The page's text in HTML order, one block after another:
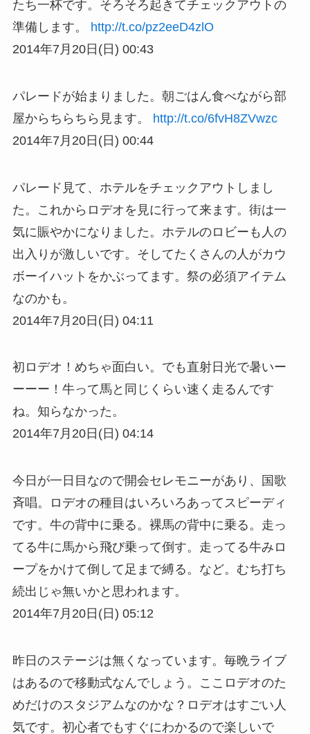
たち一杯です。そろそろ起きてチェックアウトの
準備します。 http://t.co/pz2eeD4zlO
2014年7月20日(日) 00:43
パレードが始まりました。朝ごはん食べながら部
屋からちらちら見ます。 http://t.co/6fvH8ZVwzc
2014年7月20日(日) 00:44
パレード見て、ホテルをチェックアウトしまし
た。これからロデオを見に行って来ます。街は一
気に賑やかになりました。ホテルのロビーも人の
出入りが激しいです。そしてたくさんの人がカウ
ボーイハットをかぶってます。祭の必須アイテム
なのかも。
2014年7月20日(日) 04:11
初ロデオ！めちゃ面白い。でも直射日光で暑いー
ーーー！牛って馬と同じくらい速く走るんです
ね。知らなかった。
2014年7月20日(日) 04:14
今日が一日目なので開会セレモニーがあり、国歌
斉唱。ロデオの種目はいろいろあってスピーディ
です。牛の背中に乗る。裸馬の背中に乗る。走っ
てる牛に馬から飛び乗って倒す。走ってる牛みロ
ープをかけて倒して足まで縛る。など。むち打ち
続出じゃ無いかと思われます。
2014年7月20日(日) 05:12
昨日のステージは無くなっています。毎晩ライブ
はあるので移動式なんでしょう。ここロデオのた
めだけのスタジアムなのかな？ロデオはすごい人
気です。初心者でもすぐにわかるので楽しいで